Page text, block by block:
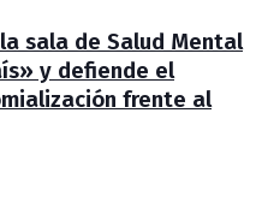
sala de Salud Mental
y defiende el
frente al